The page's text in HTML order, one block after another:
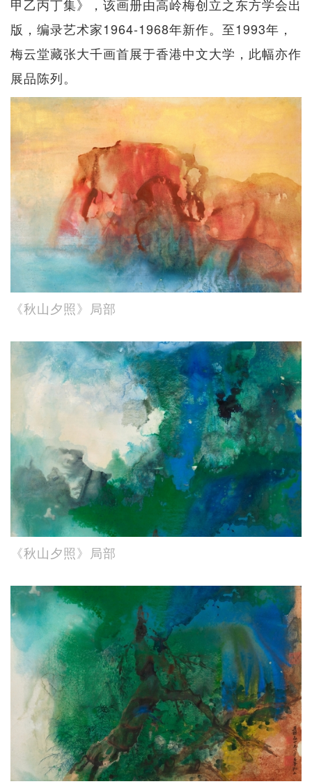
甲乙丙丁集》，该画册由高岭梅创立之东方学会出
版，编录艺术家1964-1968年新作。至1993年，
梅云堂藏张大千画首展于香港中文大学，此幅亦作
展品陈列。
《秋山夕照》局部
《秋山夕照》局部